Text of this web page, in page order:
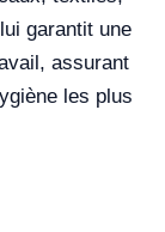
garantit une
assurant
les plus